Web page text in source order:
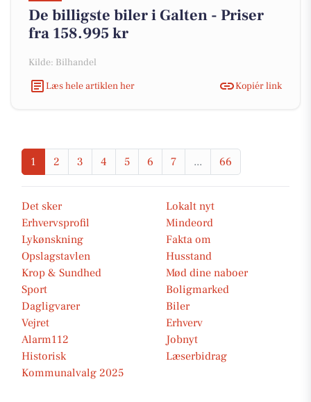
De billigste biler i Galten - Priser
fra 158.995 kr
Kilde: Bilhandel
Læs hele artiklen her
Kopiér link
1 2 3 4 5 6 7 ... 66
Det sker
Lokalt nyt
Erhvervsprofil
Mindeord
Lykønskning
Fakta om
Opslagstavlen
Husstand
Krop & Sundhed
Mød dine naboer
Sport
Boligmarked
Dagligvarer
Biler
Vejret
Erhverv
Alarm112
Jobnyt
Historisk
Læserbidrag
Kommunalvalg 2025